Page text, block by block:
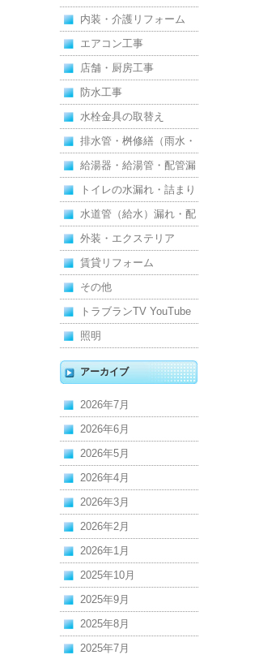
内装・介護リフォーム
エアコン工事
店舗・厨房工事
防水工事
水栓金具の取替え
排水管・桝修繕（雨水・
汚水）
給湯器・給湯管・配管漏
れ
トイレの水漏れ・詰まり
水道管（給水）漏れ・配
管
外装・エクステリア
賃貸リフォーム
その他
トラブランTV YouTube
照明
アーカイブ
2026年7月
2026年6月
2026年5月
2026年4月
2026年3月
2026年2月
2026年1月
2025年10月
2025年9月
2025年8月
2025年7月